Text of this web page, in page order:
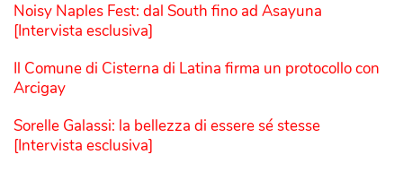
Noisy Naples Fest: dal South fino ad Asayuna
[Intervista esclusiva]
Il Comune di Cisterna di Latina firma un protocollo con
Arcigay
Sorelle Galassi: la bellezza di essere sé stesse
[Intervista esclusiva]